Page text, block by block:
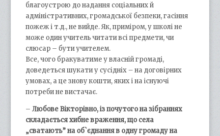
благоустрою до надання соціальних й
адміністративних, громадської безпеки, гасіння
пожеж і т.д., не вийде. Як, приміром, у школі не
може один учитель читати всі предмети, чи
слюсар – бути учителем.
Все, чого бракуватиме у власній громаді,
доведеться шукати у сусідніх – на договірних
умовах, а це знову кошти, яких і на існуючі
потреби не вистачає.
–Любове Вікторівно, із почутого на зібраннях
складається хибне враження, що села
„сватають” на об`єднання в одну громаду на